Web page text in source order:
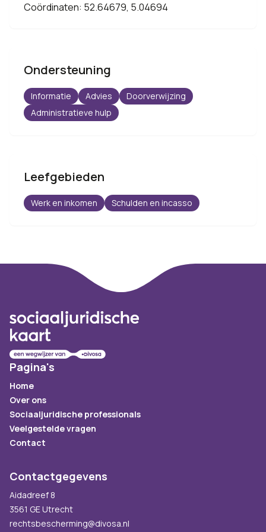
Coördinaten: 52.64679, 5.04694
Ondersteuning
Informatie Advies
Doorverwijzing
Administratieve hulp
Leefgebieden
Werk en inkomen Schulden en incasso
Pagina's
Home
Over ons
Sociaaljuridische professionals
Veelgestelde vragen
Contact
Contactgegevens
Aidadreef 8
3561 GE Utrecht
rechtsbescherming@divosa.nl